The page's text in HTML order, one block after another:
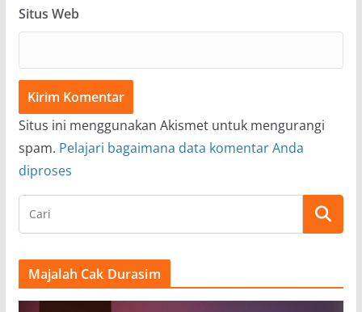
Situs Web
Situs ini menggunakan Akismet untuk mengurangi
spam. Pelajari bagaimana data komentar Anda
diproses
Majalah Cak Durasim